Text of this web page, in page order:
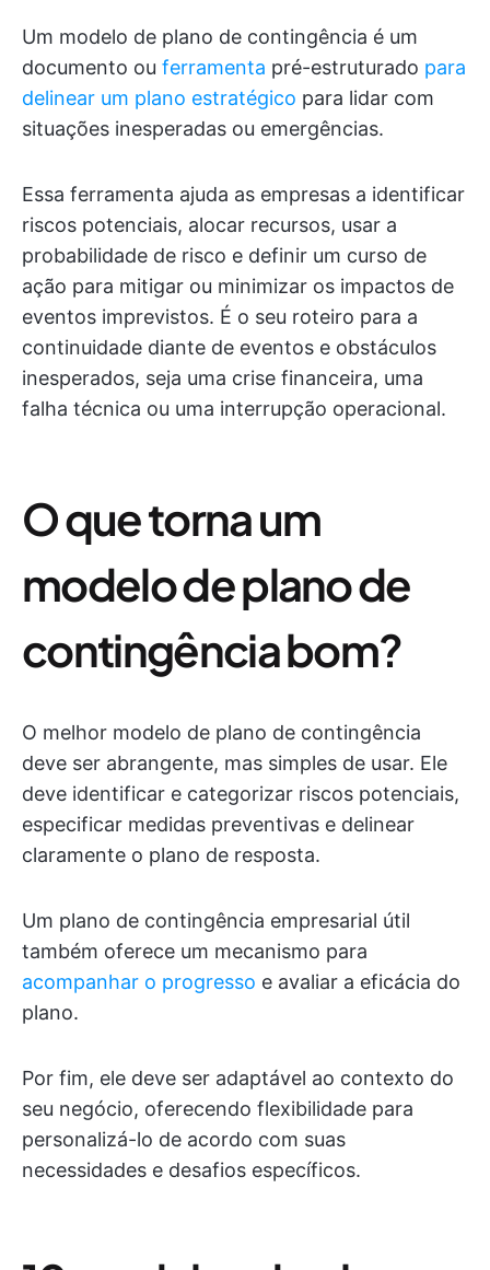
Um modelo de plano de contingência é um
documento ou ferramenta pré-estruturado para
delinear um plano estratégico para lidar com
situações inesperadas ou emergências.
Essa ferramenta ajuda as empresas a identificar
riscos potenciais, alocar recursos, usar a
probabilidade de risco e definir um curso de
ação para mitigar ou minimizar os impactos de
eventos imprevistos. É o seu roteiro para a
continuidade diante de eventos e obstáculos
inesperados, seja uma crise financeira, uma
falha técnica ou uma interrupção operacional.
O que torna um
modelo de plano de
contingência bom?
O melhor modelo de plano de contingência
deve ser abrangente, mas simples de usar. Ele
deve identificar e categorizar riscos potenciais,
especificar medidas preventivas e delinear
claramente o plano de resposta.
Um plano de contingência empresarial útil
também oferece um mecanismo para
acompanhar o progresso e avaliar a eficácia do
plano.
Por fim, ele deve ser adaptável ao contexto do
seu negócio, oferecendo flexibilidade para
personalizá-lo de acordo com suas
necessidades e desafios específicos.